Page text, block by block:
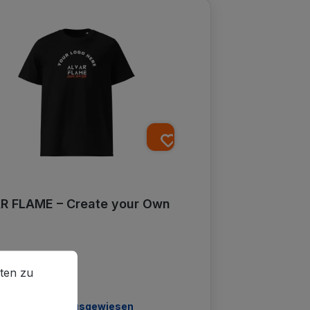
FLAME – Create your Own
Preis:
€
wird nicht ausgewiesen
zu können.
Mehr Informationen ...
zu